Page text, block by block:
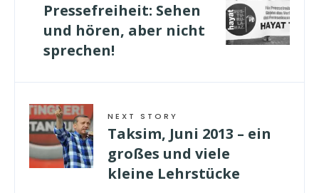
Pressefreiheit: Sehen
und hören, aber nicht
sprechen!
NEXT STORY
Taksim, Juni 2013 – ein
großes und viele
kleine Lehrstücke